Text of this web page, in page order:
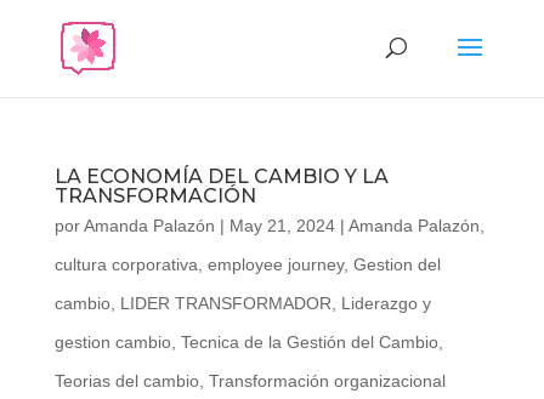
LA ECONOMÍA DEL CAMBIO Y LA
TRANSFORMACIÓN
porAmanda Palazón | May 21, 2024| Amanda Palazón
cultura corporativa employee journey, Gestion del
cambio, LIDER TRANSFORMADOR
Liderazgo y
gestion cambio, Tecnica de la Gestión del Cambio,
Teorias del cambio, Transformación organizacional